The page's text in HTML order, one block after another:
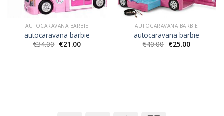
AUTOCARAVANA BARBIE
autocaravana barbie
€34.00 €21.00
AUTOCARAVANA BARBIE
autocaravana barbie
€40.00 €25.00